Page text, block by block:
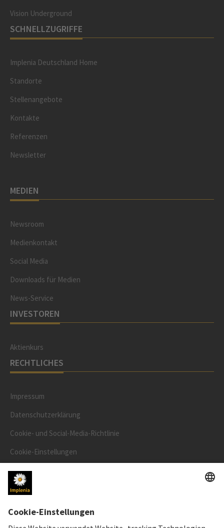
Vision Underground
SCHNELLZUGRIFFE
Implenia Deutschland Home
Standorte
Stellenangebote
Kontakte
Referenzen
Newsletter
MEDIEN
Newsroom
Medienkontakt
Social Media
Downloads für Medien
News-Service
INVESTOREN
Aktienkurs
RECHTLICHES
Impressum
Datenschutzerklärung
Cookie- und Social-Media-Richtlinie
Cookie-Einstellungen
Speak Up Line
AKTIENKURS
SWX: Implenia AG